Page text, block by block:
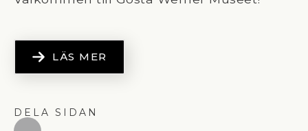
LÄS MER
DELA SIDAN